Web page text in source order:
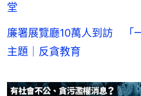
堂
廉署展覽廳10萬人到訪 「
主題｜反貪教育